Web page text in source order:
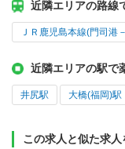
近隣エリアの路線
ＪＲ鹿児島本線(門司港
近隣エリアの駅で
井尻駅 大橋(福岡)駅
この求人と似た求人